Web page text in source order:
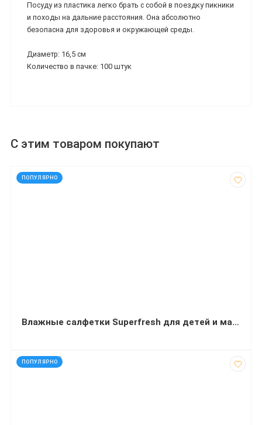
Посуду из пластика легко брать с собой в поездку пикники
и походы на дальние расстояния. Она абсолютно
безопасна для здоровья и окружающей среды.
Диаметр: 16,5 см
Количество в пачке: 100 штук
С этим товаром покупают
ПОПУЛЯРНО
код: 91967
Влажные салфетки Superfresh для детей и мам с клапаном 120 штук
ПОПУЛЯРНО
код: 290279